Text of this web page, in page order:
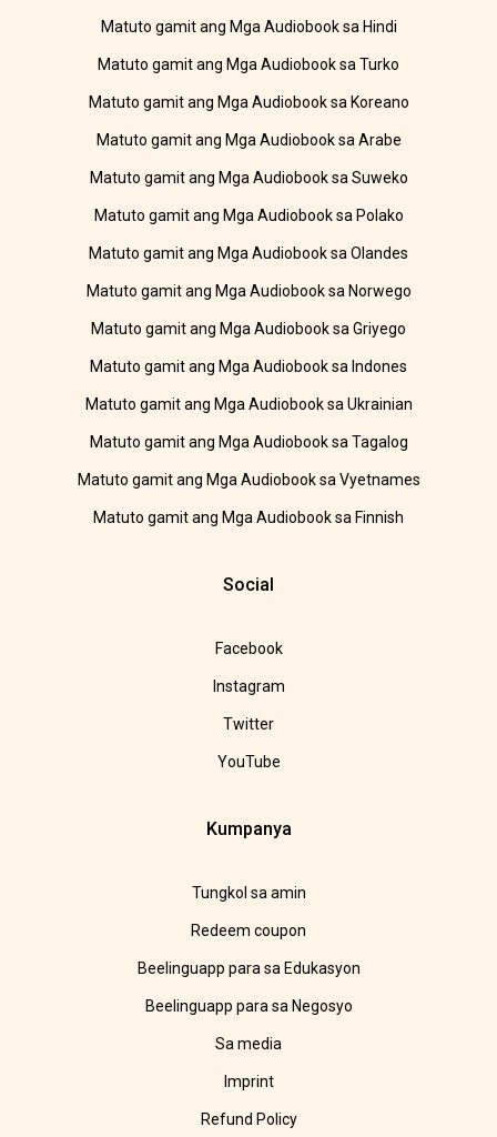
Matuto gamit ang Mga Audiobook sa Hindi
Matuto gamit ang Mga Audiobook sa Turko
Matuto gamit ang Mga Audiobook sa Koreano
Matuto gamit ang Mga Audiobook sa Arabe
Matuto gamit ang Mga Audiobook sa Suweko
Matuto gamit ang Mga Audiobook sa Polako
Matuto gamit ang Mga Audiobook sa Olandes
Matuto gamit ang Mga Audiobook sa Norwego
Matuto gamit ang Mga Audiobook sa Griyego
Matuto gamit ang Mga Audiobook sa Indones
Matuto gamit ang Mga Audiobook sa Ukrainian
Matuto gamit ang Mga Audiobook sa Tagalog
Matuto gamit ang Mga Audiobook sa Vyetnames
Matuto gamit ang Mga Audiobook sa Finnish
Social
Facebook
Instagram
Twitter
YouTube
Kumpanya
Tungkol sa amin
Redeem coupon
Beelinguapp para sa Edukasyon
Beelinguapp para sa Negosyo
Sa media
Imprint
Refund Policy